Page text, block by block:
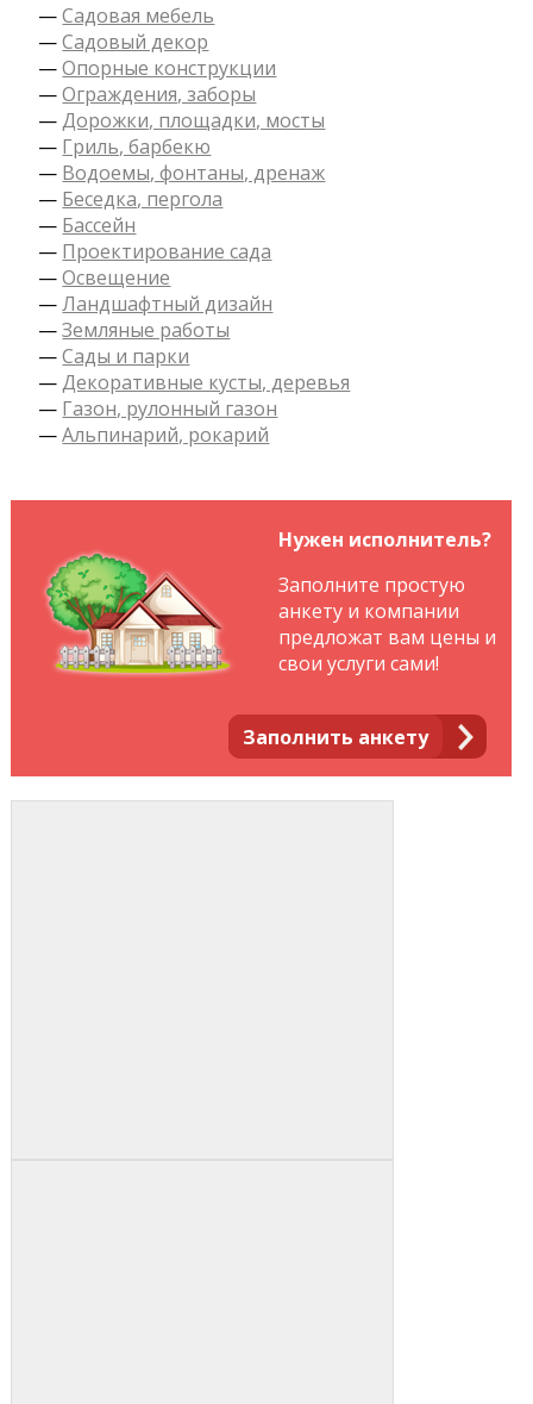
—Садовая мебель
—Садовый декор
—Опорные конструкции
—Ограждения, заборы
—Дорожки, площадки, мосты
— Гриль, барбекю
— Водоемы, фонтаны, дренаж
— Беседка, пергола
— Бассейн
— Проектирование сада
—Освещение
—Ландшафтный дизайн
—Земляные работы
—Сады и парки
—Декоративные кусты, деревья
— Газон, рулонный газон
—Альпинарий, рокарий
Нужен исполнитель?
Заполнить анкету
Заполните простую
анкету и компании
предложат вам цены и
свои услуги сами!